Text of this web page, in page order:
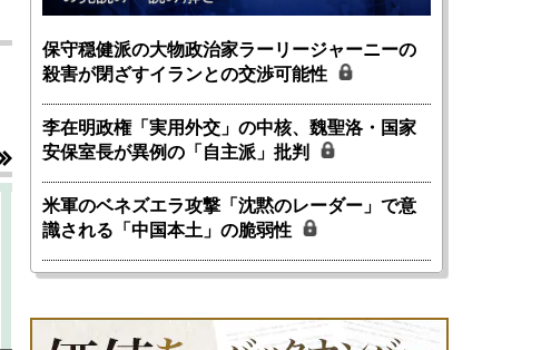
保守穏健派の大物政治家ラーリージャーニーの
殺害が閉ざすイランとの交渉可能性
李在明政権「実用外交」の中核、魏聖洛・国家
安保室長が異例の「自主派」批判
米軍のベネズエラ攻撃「沈黙のレーダー」で意
識される「中国本土」の脆弱性